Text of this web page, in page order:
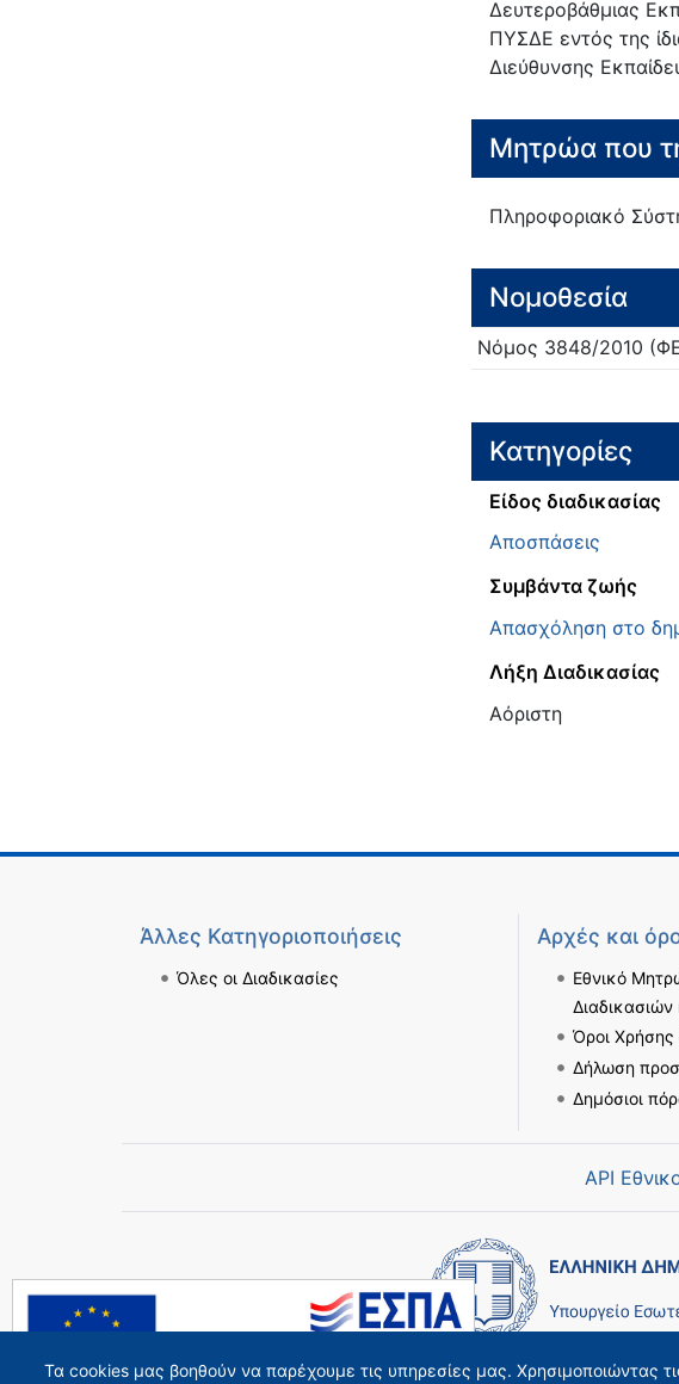
Δευτεροβάθμιας
ΠΥΣΔΕ εντός της
Διεύθυνσης
Μητρώα που
Πληροφοριακό
Νομοθεσία
Νόμος 3848/2010
Κατηγορίες
Είδος διαδικασίας
Αποσπάσεις
Συμβάντα ζωής
Απασχόληση στο
Λήξη Διαδικασίας
Αόριστη
Τα cookies μας βοηθούν να παρέχουμε τις υπηρεσίες μας. Χρησιμοποιώντας
Άλλες Κατηγοριοποιήσεις
Όλες οι Διαδικασίες
Αρχές και
Εθνικό
Διαδικασιών
Όροι Χρήσης
Δήλωση
Δημόσιοι
API